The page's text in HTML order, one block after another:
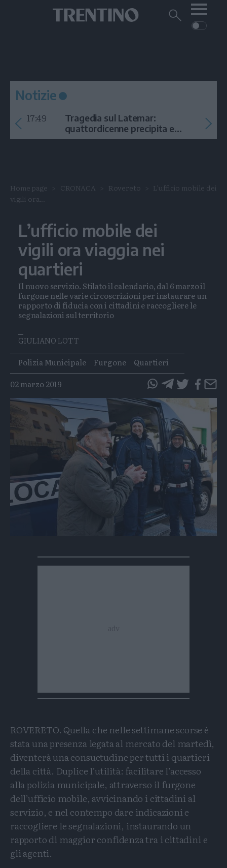
Cerca
CRONACA
GARDA
CULTURA
VIDEO
Notizie
17:49
Tragedia sul Latemar:
quattordicenne precipita e
muore
Home page CRONACA Rovereto
L’ufficio mobile dei
vigili ora...
L’ufficio mobile dei
vigili ora viaggia nei
quartieri
Il nuovo servizio. Stilato il calendario, dal 6 marzo il
furgone nelle varie circoscrizioni per instaurare un
rapporto di fiducia con i cittadini e raccogliere le
segnalazioni sul territorio
GIULIANO LOTT
Tags
Polizia Municipale Furgone
Quartieri
02 marzo 2019
questo
articolo
su
Whatsapp
questo
articolo
su
Telegram
ROVERETO. Quella che nelle settimane scorse è
stata una presenza legata al mercato del martedì,
diventerà una consuetudine per tutti i quartieri
della città. Duplice l’utilità: facilitare l’accesso
alla polizia municipale, attraverso il furgone
dell’ufficio mobile, avvicinando i cittadini al
servizio, e nel contempo dare indicazioni e
raccogliere le segnalazioni, instaurando un
rapporto di maggior confidenza tra i cittadini e
gli agenti.